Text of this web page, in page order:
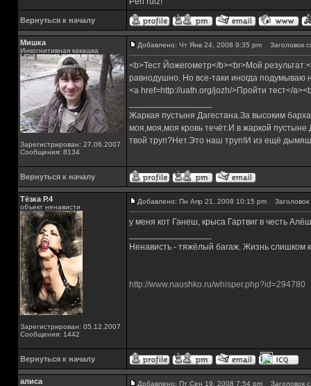
Вернуться к началу
Мишка
Инкогнитивная какашка
Зарегистрирован: 27.06.2007
Сообщения: 8134
Добавлено: Чт Янв 24, 2008 9:35 pm Заголовок
<b>Тест Йожегометр</b><br>Мой
равнодушно. Но все-таки иногда подумываю
<a href=http://uath.org/jozh/>Пройти тест</
Жаркая пустыня Дагестана.За высоким
моя,моя,моя кровь течёт.И в жаркой
твой труп?Нет.Это наш труп!И из ещё
Вернуться к началу
Тёзка Р.4
объект ненависти
Зарегистрирован: 05.12.2007
Сообщения: 1442
Добавлено: Пн Апр 21, 2008 10:15 pm
у меня кот Ганеш, крыса Гартвиг в честь
Ненависть - тяжёлый багаж. Жизнь слишком
http://www.naushko.ru/whisper.php?id=294780
Вернуться к началу
алиса Добавлено: Пт Сен 19, 2008 7:54 pm Заголовок